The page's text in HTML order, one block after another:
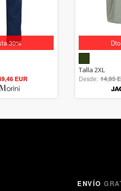
30%
EUR
Talla 2XL
Desde: 14,95
ENVÍO